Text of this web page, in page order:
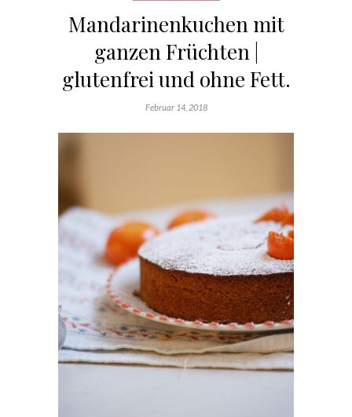
Mandarinenkuchen mit
ganzen Früchten |
glutenfrei und ohne Fett.
Februar 14, 2018